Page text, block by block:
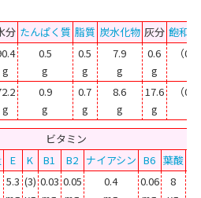
分 たんぱく質 脂質 炭水化物 灰分 飽和
g
0.5
g
0.5
g
7.9
g
0.6
g
（
g
0.9
g
0.7
g
8.6
g
17.6
g
（
ビタミン
E K B1 B2 ナイアシン B6 葉酸
5.3 (3) 0.03 0.05
0.4
0.06
8